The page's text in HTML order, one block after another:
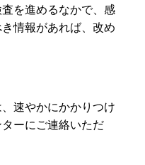
を進めるなかで、感
情報があれば、改め
速やかにかかりつけ
ーにご連絡いただ